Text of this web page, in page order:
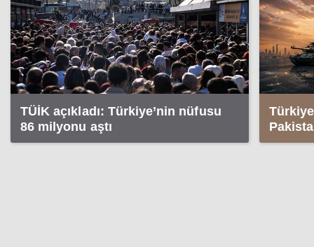
TÜİK açıkladı: Türkiye’nin nüfusu
86 milyonu aştı
ittifakı: